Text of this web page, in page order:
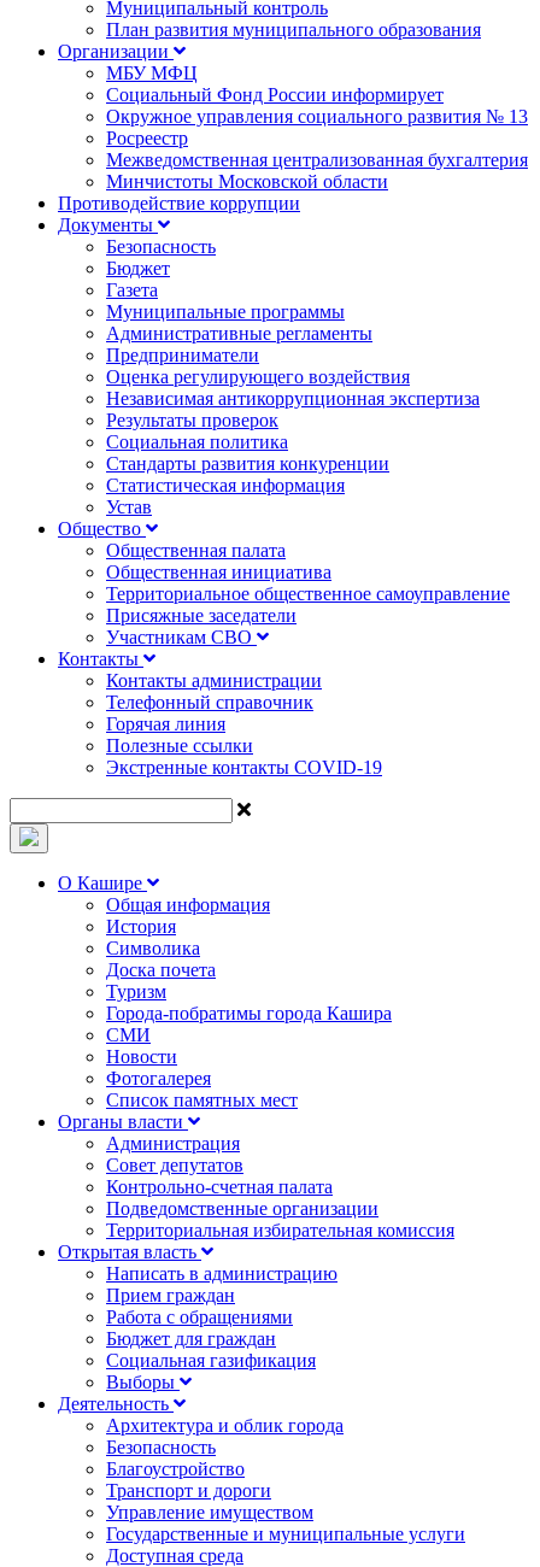
Муниципальный контроль
План развития муниципального образования
Организации
МБУ МФЦ
Социальный Фонд России информирует
Окружное управления социального развития № 13
Росреестр
Межведомственная централизованная бухгалтерия
Минчистоты Московской области
Противодействие коррупции
Документы
Безопасность
Бюджет
Газета
Муниципальные программы
Административные регламенты
Предприниматели
Оценка регулирующего воздействия
Независимая антикоррупционная экспертиза
Результаты проверок
Социальная политика
Стандарты развития конкуренции
Статистическая информация
Устав
Общество
Общественная палата
Общественная инициатива
Территориальное общественное самоуправление
Присяжные заседатели
Участникам СВО
Контакты
Контакты администрации
Телефонный справочник
Горячая линия
Полезные ссылки
Экстренные контакты COVID-19
О Кашире
Общая информация
История
Символика
Доска почета
Туризм
Города-побратимы города Кашира
СМИ
Новости
Фотогалерея
Список памятных мест
Органы власти
Администрация
Совет депутатов
Контрольно-счетная палата
Подведомственные организации
Территориальная избирательная комиссия
Открытая власть
Написать в администрацию
Прием граждан
Работа с обращениями
Бюджет для граждан
Социальная газификация
Выборы
Деятельность
Архитектура и облик города
Безопасность
Благоустройство
Транспорт и дороги
Управление имуществом
Государственные и муниципальные услуги
Доступная среда